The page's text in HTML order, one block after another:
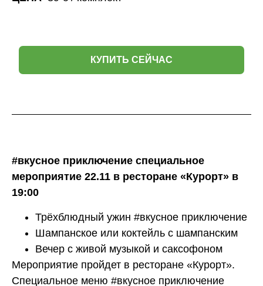
КУПИТЬ СЕЙЧАС
#вкусное приключение специальное
мероприятие 22.11 в ресторане «Курорт» в
19:00
Трёхблюдный ужин #вкусное приключение
Шампанское или коктейль с шампанским
Вечер с живой музыкой и саксофоном
Мероприятие пройдет в ресторане «Курорт».
Специальное меню #вкусное приключение